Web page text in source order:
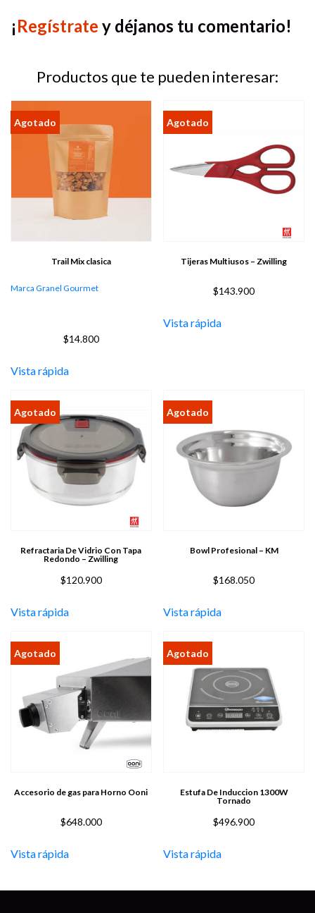
¡Regístrate y déjanos tu comentario!
Productos que te pueden interesar:
Trail Mix clasica
Marca Granel Gourmet
$14.800
Vista rápida
Tijeras Multiusos – Zwilling
$143.900
Vista rápida
Refractaria De Vidrio Con Tapa
Redondo – Zwilling
$120.900
Vista rápida
Bowl Profesional – KM
$168.050
Vista rápida
Accesorio de gas para Horno Ooni
$648.000
Vista rápida
Estufa De Induccion 1300W
Tornado
$496.900
Vista rápida